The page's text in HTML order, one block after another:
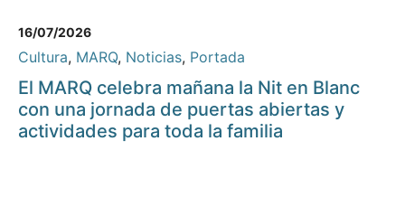
16/07/2026
Cultura, MARQ, Noticias, Portada
El MARQ celebra mañana la Nit en Blanc
con una jornada de puertas abiertas y
actividades para toda la familia